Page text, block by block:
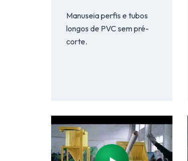
Manuseia perfis e tubos
longos de PVC sem pré-
corte.